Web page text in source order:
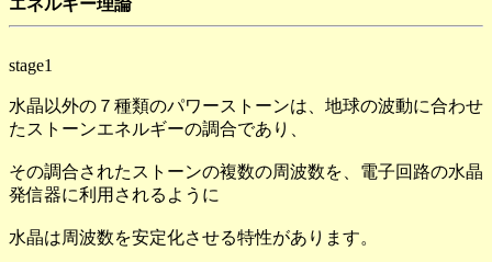
エネルギー理論
stage1
水晶以外の７種類のパワーストーンは、地球の波動に合わせ
たストーンエネルギーの調合であり、
その調合されたストーンの複数の周波数を、電子回路の水晶
発信器に利用されるように
水晶は周波数を安定化させる特性があります。